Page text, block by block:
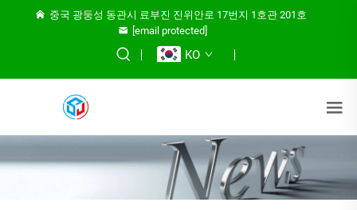
중국 광둥성 동관시 료부진 진위안로 17번지 1호관 201호
[email protected]
KO